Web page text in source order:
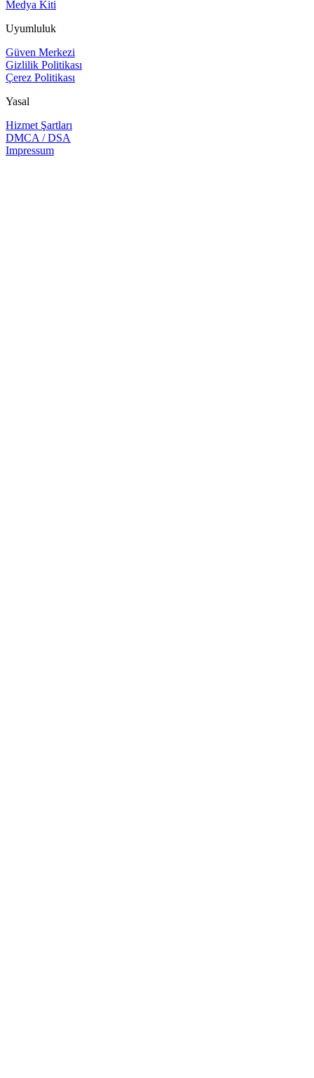
Medya Kiti
Uyumluluk
Güven Merkezi
Gizlilik Politikası
Çerez Politikası
Yasal
Hizmet Şartları
DMCA / DSA
Impressum